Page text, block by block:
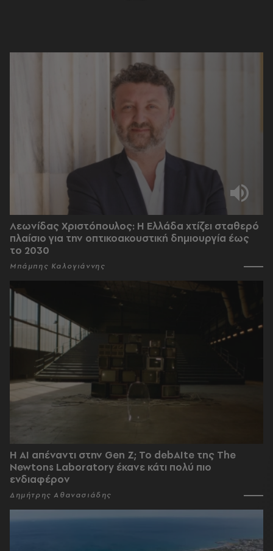
Λεωνίδας Χριστόπουλος: Η Ελλάδα χτίζει σταθερό
πλαίσιο για την οπτικοακουστική δημιουργία έως
το 2030
Μπάμπης Καλογιάννης
Η AI απέναντι στην Gen Z; Το debAIte της The
Newtons Laboratory έκανε κάτι πολύ πιο
ενδιαφέρον
Δημήτρης Αθανασιάδης